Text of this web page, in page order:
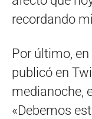
recordando
Por último,
publicó en
medianoche,
«Debemos